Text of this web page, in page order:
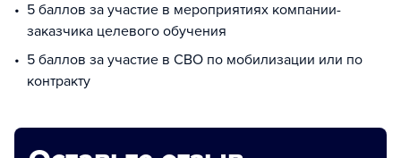
5 баллов за участие в мероприятиях компании-
заказчика целевого обучения
5 баллов за участие в СВО по мобилизации или по
контракту